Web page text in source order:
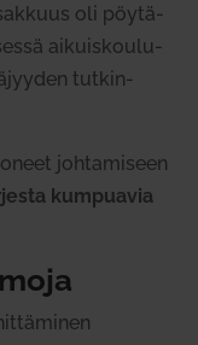
oli pöy­tä­
aikuis­kou­lu­
tut­kin­
joh­ta­miseen
kum­puavia